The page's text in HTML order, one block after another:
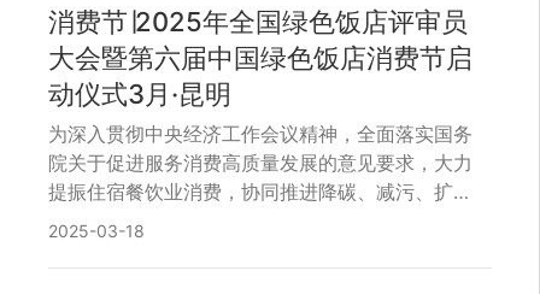
面绿色转型等方面的积极作用，高质量宣贯《绿色
饭店》国家标准，推动行业全面绿色转型的积极作
用，由中国饭店协会和全国绿色饭店工作委员会联
合主办，深圳市饭店业协会、深圳市绿色饭店发展
促进会承办的“第七届中国绿色饭店消费季（深圳
站）”定于6月底在深圳市举办。
消费节∣2025年全国绿色饭店评审员
大会暨第六届中国绿色饭店消费节启
动仪式3月·昆明
为深入贯彻中央经济工作会议精神，全面落实国务
院关于促进服务消费高质量发展的意见要求，大力
提振住宿餐饮业消费，协同推进降碳、减污、扩
绿、增长，高质量宣贯《绿色饭店》国家标准，充
2025-03-18